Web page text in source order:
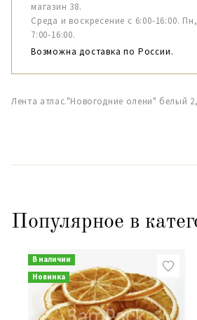
магазин 38.
Среда и воскресение с 6:00-16:00.
7:00-16:00.
Возможна доставка по России.
Лента атлас."Новогодние олени" белый
Популярное в
В наличии
Новинка